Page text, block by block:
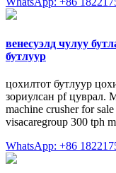
венесуэлд чулуу
бутлуур
цохилтот бутлуур
зориулсан pf цуврал.
machine crusher for
visacaregroup 300 tph
WhatsApp: +86